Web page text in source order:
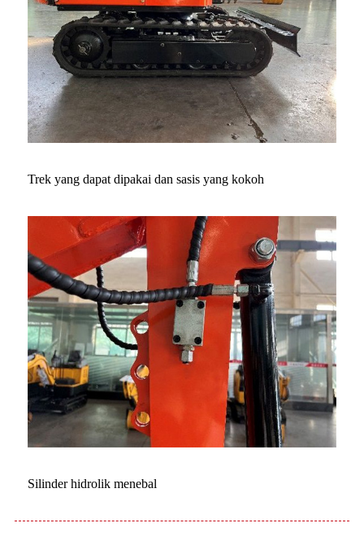
Trek yang dapat dipakai dan sasis yang kokoh
Silinder hidrolik menebal